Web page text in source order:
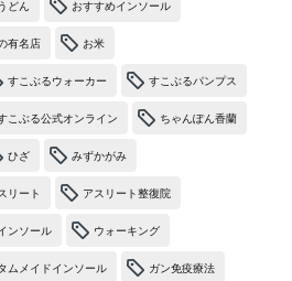
うどん おすすめインソール
有名店 お米
すこぶるウォーカー すこぶるパンプス
こぶる公式オンライン ちゃんぽん香蘭
ひざ みずかがみ
リート アスリート整復院
ンソール ウォーキング
ムメイドインソール ガン免疫療法